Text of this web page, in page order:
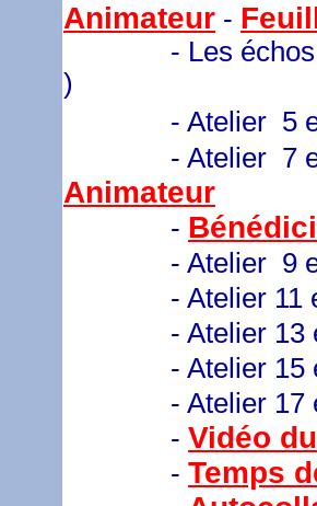
Animateur -
- Les échos des
)
- Atelier 5 et
- Atelier 7 et 8 :
Animateur
-
- Atelier 9 et
- Atelier 11 et
- Atelier 13 et
- Atelier 15 et
- Atelier 17 et
- Vidéo
- Temps